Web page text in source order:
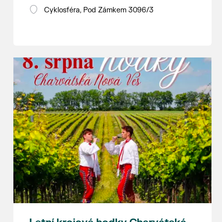
zbytečně leží na půdě? Překáží vám ve
Prodejce prosíme tradičně o příchod 30
minut před začátkem, aby si vše na
prodejních místech stihli přichystat. Pokud
plánujete přijít a chcete rezervovat prodejní
místo, potvrďte prosím účast přes email
petr.vlasak@breclav.eu nebo zde v události,
ať víme, s kolika lidmi máme počítat. Počet
prodejních míst je omezen.
Těšíme se jako vždy!
Cyklosféra, Pod Zámkem 3096/3